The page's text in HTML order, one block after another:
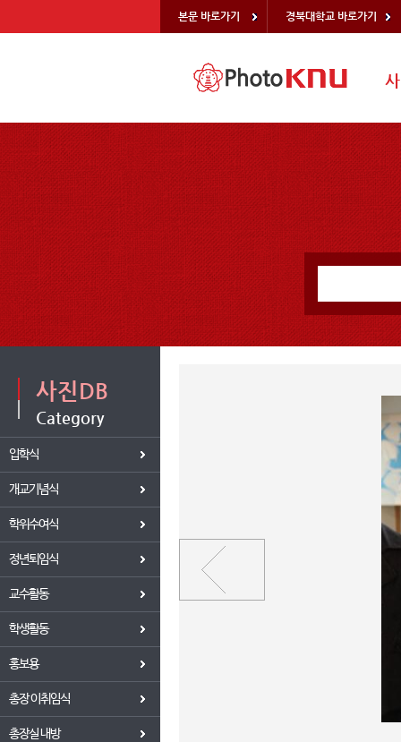
본문 바로가기 경북대학교 바로가기
사진DB
Category
입학식
개교기념식
학위수여식
정년퇴임식
교수활동
학생활동
홍보용
총장 이취임식
총장실 내방